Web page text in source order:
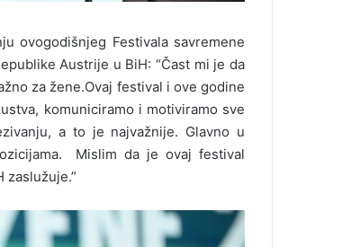
ovogodišnjeg Festivala savremene
Austrije u BiH: “Čast mi je da
za žene.Ovaj festival i ove godine
komuniciramo i motiviramo sve
a to je najvažnije. Glavno u
Mislim da je ovaj festival
zaslužuje.”